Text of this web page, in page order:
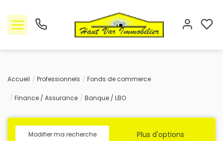
Nos offres
L'Agence
Rejoindre le groupement
Accueil Professionnels Fonds de commerce
Finance / Assurance Banque / LBO
Modifier ma recherche Plus d'options